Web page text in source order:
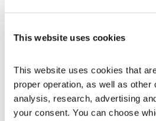
This website uses cookies
This website uses cookies that
proper operation, as well as
analysis, research, advertising
your consent. You can choose